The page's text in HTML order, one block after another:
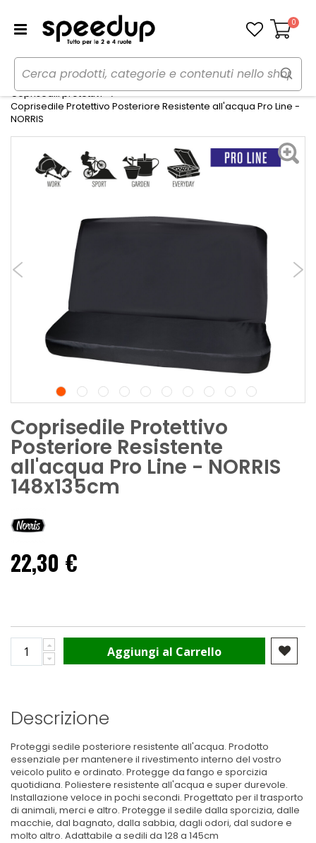
Carrello
0
Home Auto
Accessori interni e comfort
Coprisedili protettivi
Coprisedile Protettivo Posteriore Resistente all'acqua Pro Line -
NORRIS
Coprisedile Protettivo
Posteriore Resistente
all'acqua Pro Line - NORRIS
148x135cm
22,30 €
Aggiungi al Carrello
Descrizione
Proteggi sedile posteriore resistente all'acqua. Prodotto
essenziale per mantenere il rivestimento interno del vostro
veicolo pulito e ordinato. Protegge da fango e sporcizia
quotidiana. Poliestere resistente all'acqua e super durevole.
Installazione veloce in pochi secondi. Progettato per il trasporto
di animali, merci e altro. Protegge il sedile dalla sporcizia, dalle
macchie, dal bagnato, dalla sabbia, dagli odori, dal sudore e
molto altro. Adattabile a sedili da 128 a 145cm